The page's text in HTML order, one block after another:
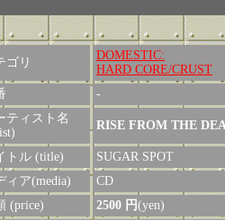
ゴリ
DOMESTIC:
HARD CORE/CRUST
‐
ティスト名
RISE FROM THE
トル (title)
SUGAR SPOT
ィア(media)
CD
(price)
2500 円(yen)